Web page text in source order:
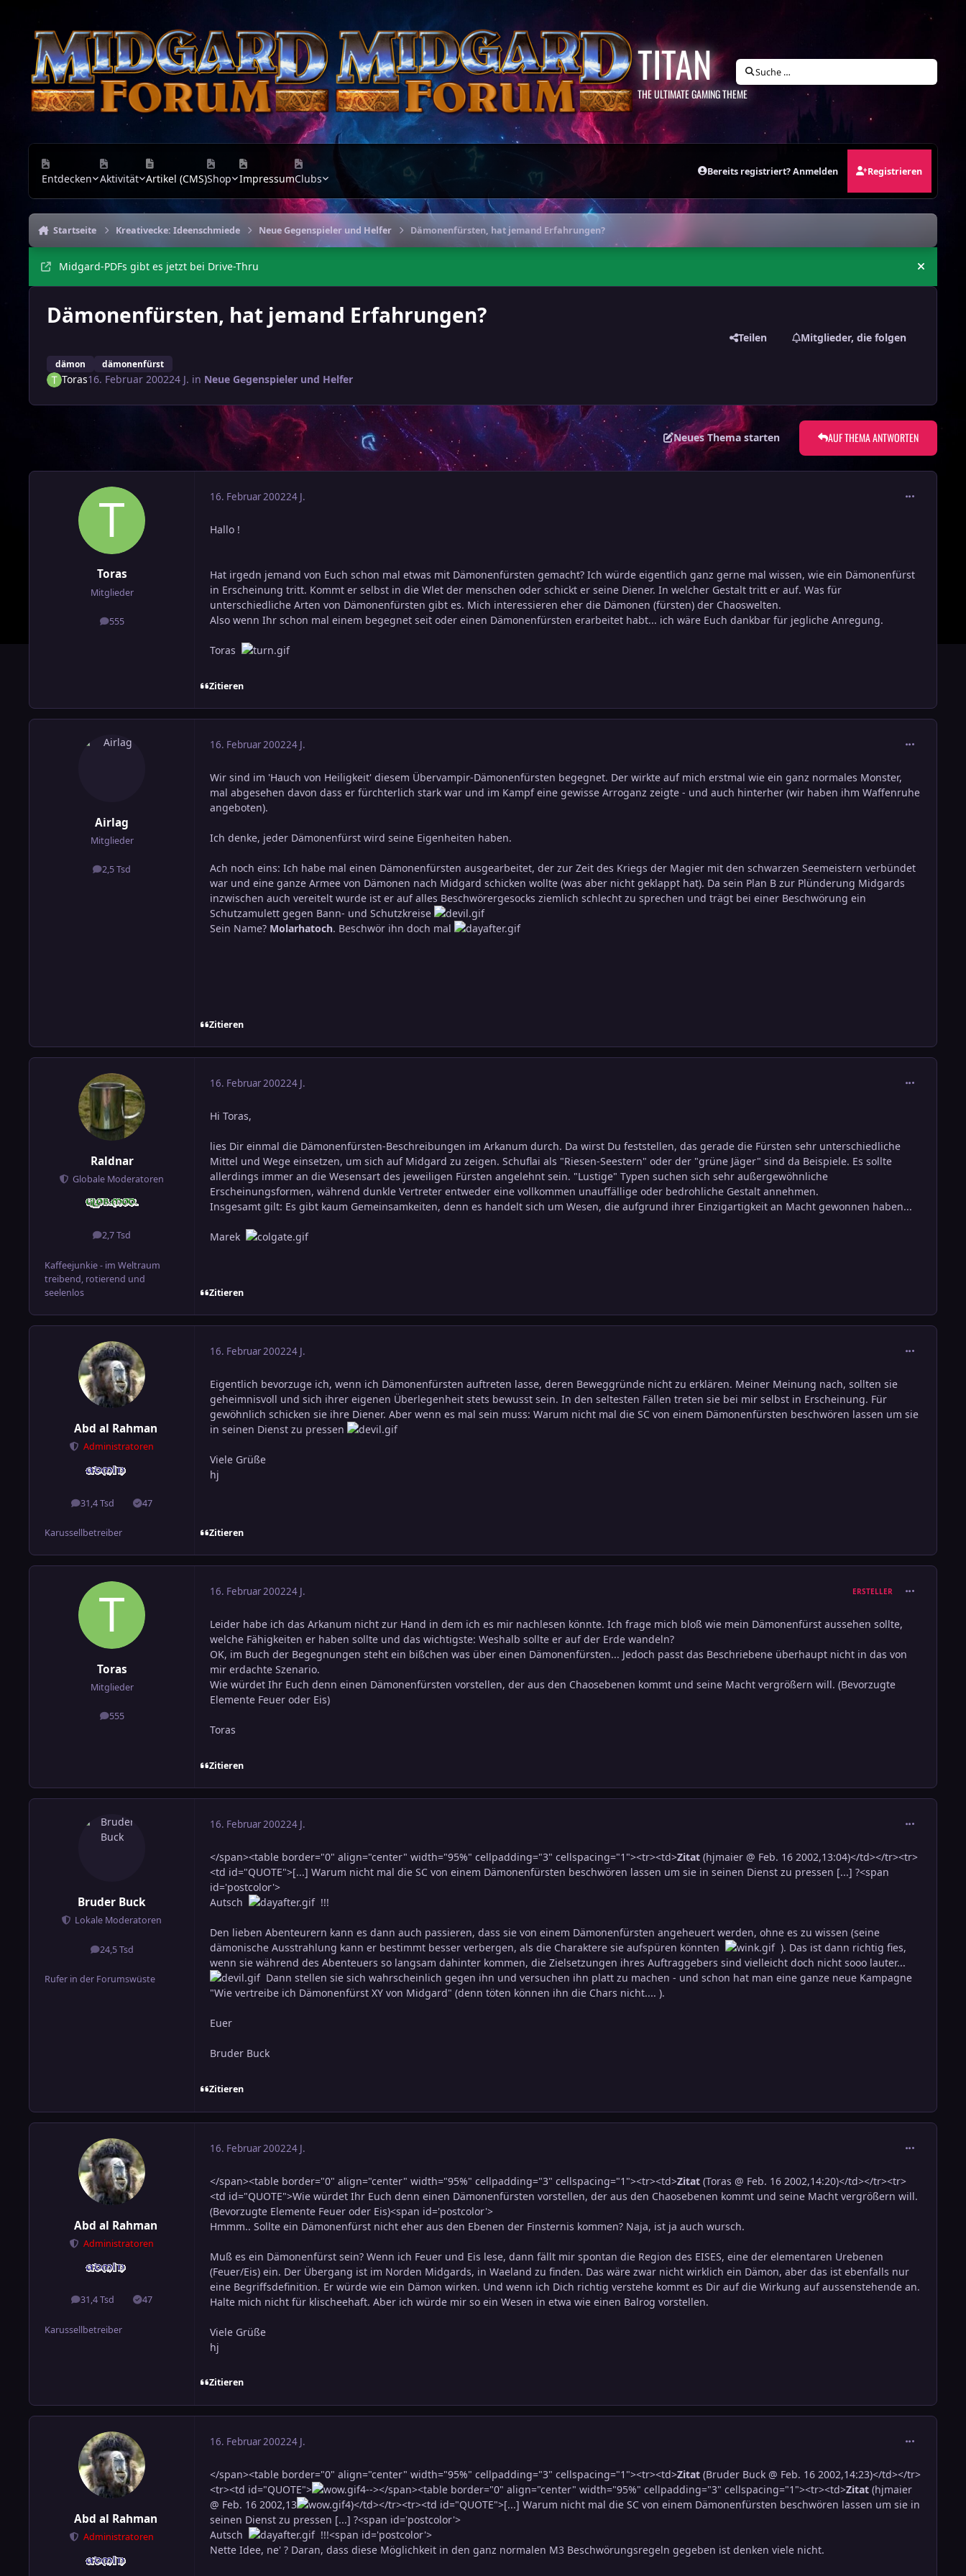
TITAN
THE ULTIMATE GAMING THEME
Suche …
Entdecken Aktivität Artikel (CMS)Shop ImpressumClubs
Bereits registriert? Anmelden Registrieren
Startseite Kreativecke: Ideenschmiede Neue Gegenspieler und Helfer Dämonenfürsten, hat jemand Erfahrungen?
Midgard-PDFs gibt es jetzt bei Drive-Thru
Dämonenfürsten, hat jemand Erfahrungen?
dämon dämonenfürst
Teilen Mitglieder, die folgen
Toras16. Februar 200224 J. in Neue Gegenspieler und Helfer
Neues Thema starten AUF THEMA ANTWORTEN
Toras
Mitglieder
555
Beiträge
16. Februar 200224 J.
Hallo !
Hat irgedn jemand von Euch schon mal etwas mit Dämonenfürsten gemacht? Ich würde eigentlich ganz gerne mal wissen, wie ein Dämonenfürst
in Erscheinung tritt. Kommt er selbst in die Wlet der menschen oder schickt er seine Diener. In welcher Gestalt tritt er auf. Was für
unterschiedliche Arten von Dämonenfürsten gibt es. Mich interessieren eher die Dämonen (fürsten) der Chaoswelten.
Also wenn Ihr schon mal einem begegnet seit oder einen Dämonenfürsten erarbeitet habt... ich wäre Euch dankbar für jegliche Anregung.
Toras
Zitieren
Airlag
Mitglieder
2,5 Tsd
Beiträge
16. Februar 200224 J.
Wir sind im 'Hauch von Heiligkeit' diesem Übervampir-Dämonenfürsten begegnet. Der wirkte auf mich erstmal wie ein ganz normales Monster,
mal abgesehen davon dass er fürchterlich stark war und im Kampf eine gewisse Arroganz zeigte - und auch hinterher (wir haben ihm Waffenruhe
angeboten).
Ich denke, jeder Dämonenfürst wird seine Eigenheiten haben.
Ach noch eins: Ich habe mal einen Dämonenfürsten ausgearbeitet, der zur Zeit des Kriegs der Magier mit den schwarzen Seemeistern verbündet
war und eine ganze Armee von Dämonen nach Midgard schicken wollte (was aber nicht geklappt hat). Da sein Plan B zur Plünderung Midgards
inzwischen auch vereitelt wurde ist er auf alles Beschwörergesocks ziemlich schlecht zu sprechen und trägt bei einer Beschwörung ein
Schutzamulett gegen Bann- und Schutzkreise
Sein Name? Molarhatoch. Beschwör ihn doch mal
Zitieren
Raldnar
Globale Moderatoren
2,7 Tsd
Beiträge
Kaffeejunkie - im Weltraum
treibend, rotierend und
seelenlos
16. Februar 200224 J.
Hi Toras,
lies Dir einmal die Dämonenfürsten-Beschreibungen im Arkanum durch. Da wirst Du feststellen, das gerade die Fürsten sehr unterschiedliche
Mittel und Wege einsetzen, um sich auf Midgard zu zeigen. Schuflai als "Riesen-Seestern" oder der "grüne Jäger" sind da Beispiele. Es sollte
allerdings immer an die Wesensart des jeweiligen Fürsten angelehnt sein. "Lustige" Typen suchen sich sehr außergewöhnliche
Erscheinungsformen, während dunkle Vertreter entweder eine vollkommen unauffällige oder bedrohliche Gestalt annehmen.
Insgesamt gilt: Es gibt kaum Gemeinsamkeiten, denn es handelt sich um Wesen, die aufgrund ihrer Einzigartigkeit an Macht gewonnen haben...
Marek
Zitieren
Abd al Rahman
Administratoren
31,4 Tsd
Beiträge 47
Lösungen
Karussellbetreiber
16. Februar 200224 J.
Eigentlich bevorzuge ich, wenn ich Dämonenfürsten auftreten lasse, deren Beweggründe nicht zu erklären. Meiner Meinung nach, sollten sie
geheimnisvoll und sich ihrer eigenen Überlegenheit stets bewusst sein. In den seltesten Fällen treten sie bei mir selbst in Erscheinung. Für
gewöhnlich schicken sie ihre Diener. Aber wenn es mal sein muss: Warum nicht mal die SC von einem Dämonenfürsten beschwören lassen um sie
in seinen Dienst zu pressen
Viele Grüße
hj
Zitieren
Toras
Mitglieder
555
Beiträge
16. Februar 200224 J. ERSTELLER
Leider habe ich das Arkanum nicht zur Hand in dem ich es mir nachlesen könnte. Ich frage mich bloß wie mein Dämonenfürst aussehen sollte,
welche Fähigkeiten er haben sollte und das wichtigste: Weshalb sollte er auf der Erde wandeln?
OK, im Buch der Begegnungen steht ein bißchen was über einen Dämonenfürsten... Jedoch passt das Beschriebene überhaupt nicht in das von
mir erdachte Szenario.
Wie würdet Ihr Euch denn einen Dämonenfürsten vorstellen, der aus den Chaosebenen kommt und seine Macht vergrößern will. (Bevorzugte
Elemente Feuer oder Eis)
Toras
Zitieren
Bruder Buck
Lokale Moderatoren
24,5 Tsd
Beiträge
Rufer in der Forumswüste
16. Februar 200224 J.
</span><table border="0" align="center" width="95%" cellpadding="3" cellspacing="1"><tr><td>Zitat (hjmaier @ Feb. 16 2002,13:04)</td></tr><tr>
<td id="QUOTE">[...] Warum nicht mal die SC von einem Dämonenfürsten beschwören lassen um sie in seinen Dienst zu pressen [...] ?<span
id='postcolor'>
Autsch
!!!
Den lieben Abenteurern kann es dann auch passieren, dass sie von einem Dämonenfürsten angeheuert werden, ohne es zu wissen (seine
dämonische Ausstrahlung kann er bestimmt besser verbergen, als die Charaktere sie aufspüren könnten
). Das ist dann richtig fies,
wenn sie während des Abenteuers so langsam dahinter kommen, die Zielsetzungen ihres Auftraggebers sind vielleicht doch nicht sooo lauter...
Dann stellen sie sich wahrscheinlich gegen ihn und versuchen ihn platt zu machen - und schon hat man eine ganze neue Kampagne
"Wie vertreibe ich Dämonenfürst XY von Midgard" (denn töten können ihn die Chars nicht.... ).
Euer
Bruder Buck
Zitieren
Abd al Rahman
Administratoren
31,4 Tsd
Beiträge 47
Lösungen
Karussellbetreiber
16. Februar 200224 J.
</span><table border="0" align="center" width="95%" cellpadding="3" cellspacing="1"><tr><td>Zitat (Toras @ Feb. 16 2002,14:20)</td></tr><tr>
<td id="QUOTE">Wie würdet Ihr Euch denn einen Dämonenfürsten vorstellen, der aus den Chaosebenen kommt und seine Macht vergrößern will.
(Bevorzugte Elemente Feuer oder Eis)<span id='postcolor'>
Hmmm.. Sollte ein Dämonenfürst nicht eher aus den Ebenen der Finsternis kommen? Naja, ist ja auch wursch.
Muß es ein Dämonenfürst sein? Wenn ich Feuer und Eis lese, dann fällt mir spontan die Region des EISES, eine der elementaren Urebenen
(Feuer/Eis) ein. Der Übergang ist im Norden Midgards, in Waeland zu finden. Das wäre zwar nicht wirklich ein Dämon, aber das ist ebenfalls nur
eine Begriffsdefinition. Er würde wie ein Dämon wirken. Und wenn ich Dich richtig verstehe kommt es Dir auf die Wirkung auf aussenstehende an.
Halte mich nicht für klischeehaft. Aber ich würde mir so ein Wesen in etwa wie einen Balrog vorstellen.
Viele Grüße
hj
Zitieren
Abd al Rahman
Administratoren
16. Februar 200224 J.
</span><table border="0" align="center" width="95%" cellpadding="3" cellspacing="1"><tr><td>Zitat (Bruder Buck @ Feb. 16 2002,14:23)</td></tr>
<tr><td id="QUOTE">
4--></span><table border="0" align="center" width="95%" cellpadding="3" cellspacing="1"><tr><td>Zitat (hjmaier
@ Feb. 16 2002,13
4)</td></tr><tr><td id="QUOTE">[...] Warum nicht mal die SC von einem Dämonenfürsten beschwören lassen um sie in
seinen Dienst zu pressen [...] ?<span id='postcolor'>
Autsch
!!!<span id='postcolor'>
Nette Idee, ne' ? Daran, dass diese Möglichkeit in den ganz normalen M3 Beschwörungsregeln gegeben ist denken viele nicht.